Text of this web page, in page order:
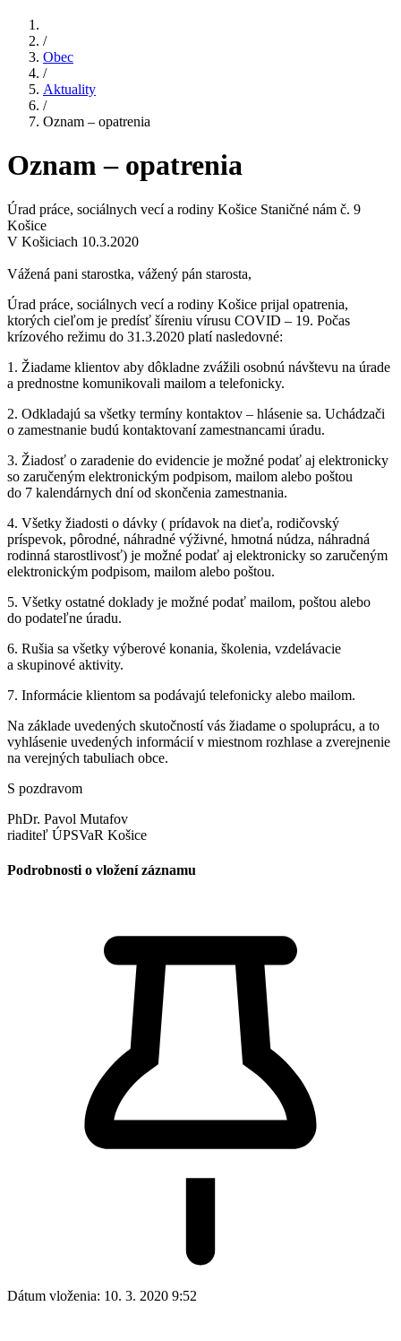
/
Obec
/
Aktuality
/
Oznam – opatrenia
Oznam – opatrenia
Úrad práce, sociálnych vecí a rodiny Košice Staničné nám č. 9
Košice
V Košiciach 10.3.2020
Vážená pani starostka, vážený pán starosta,
Úrad práce, sociálnych vecí a rodiny Košice prijal opatrenia,
ktorých cieľom je predísť šíreniu vírusu COVID – 19. Počas
krízového režimu do 31.3.2020 platí nasledovné:
1. Žiadame klientov aby dôkladne zvážili osobnú návštevu na úrade
a prednostne komunikovali mailom a telefonicky.
2. Odkladajú sa všetky termíny kontaktov – hlásenie sa. Uchádzači
o zamestnanie budú kontaktovaní zamestnancami úradu.
3. Žiadosť o zaradenie do evidencie je možné podať aj elektronicky
so zaručeným elektronickým podpisom, mailom alebo poštou
do 7 kalendárnych dní od skončenia zamestnania.
4. Všetky žiadosti o dávky ( prídavok na dieťa, rodičovský
príspevok, pôrodné, náhradné výživné, hmotná núdza, náhradná
rodinná starostlivosť) je možné podať aj elektronicky so zaručeným
elektronickým podpisom, mailom alebo poštou.
5. Všetky ostatné doklady je možné podať mailom, poštou alebo
do podateľne úradu.
6. Rušia sa všetky výberové konania, školenia, vzdelávacie
a skupinové aktivity.
7. Informácie klientom sa podávajú telefonicky alebo mailom.
Na základe uvedených skutočností vás žiadame o spoluprácu, a to
vyhlásenie uvedených informácií v miestnom rozhlase a zverejnenie
na verejných tabuliach obce.
S pozdravom
PhDr. Pavol Mutafov
riaditeľ ÚPSVaR Košice
Podrobnosti o vložení záznamu
Dátum vloženia: 10. 3. 2020 9:52